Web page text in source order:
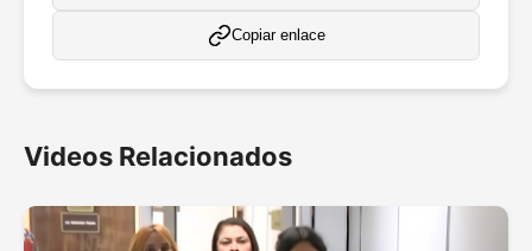
Copiar enlace
Videos Relacionados